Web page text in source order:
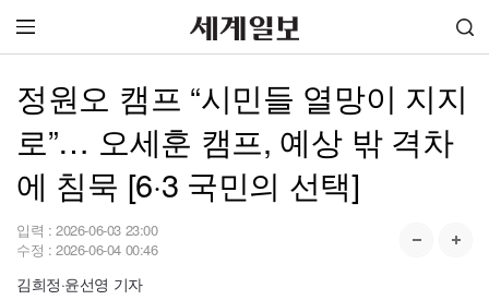
정원오 캠프 “시민들 열망이 지지
로”… 오세훈 캠프, 예상 밖 격차
에 침묵 [6·3 국민의 선택]
입력 : 2026-06-03 23:00
수정 : 2026-06-04 00:46
김희정·윤선영 기자